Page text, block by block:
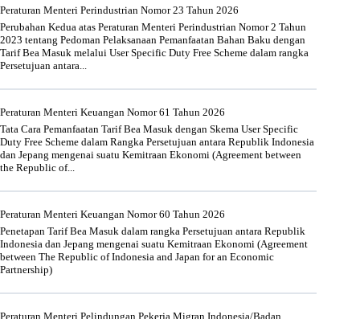
Peraturan Menteri Perindustrian Nomor 23 Tahun 2026
Perubahan Kedua atas Peraturan Menteri Perindustrian Nomor 2 Tahun
2023 tentang Pedoman Pelaksanaan Pemanfaatan Bahan Baku dengan
Tarif Bea Masuk melalui User Specific Duty Free Scheme dalam rangka
Persetujuan antara...
Peraturan Menteri Keuangan Nomor 61 Tahun 2026
Tata Cara Pemanfaatan Tarif Bea Masuk dengan Skema User Specific
Duty Free Scheme dalam Rangka Persetujuan antara Republik Indonesia
dan Jepang mengenai suatu Kemitraan Ekonomi (Agreement between
the Republic of...
Peraturan Menteri Keuangan Nomor 60 Tahun 2026
Penetapan Tarif Bea Masuk dalam rangka Persetujuan antara Republik
Indonesia dan Jepang mengenai suatu Kemitraan Ekonomi (Agreement
between The Republic of Indonesia and Japan for an Economic
Partnership)
Peraturan Menteri Pelindungan Pekerja Migran Indonesia/Badan